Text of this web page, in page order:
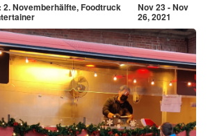
Novemberhälfte, Foodtruck
Nov 23 - Nov
26, 2021